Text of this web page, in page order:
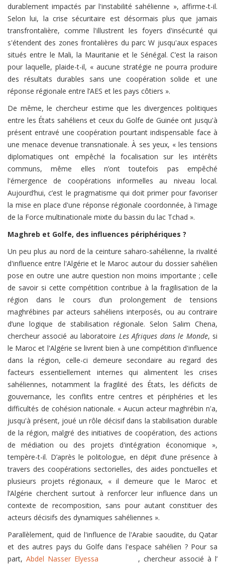
durablement impactés par l'instabilité sahélienne », affirme-t-il.
Selon lui, la crise sécuritaire est désormais plus que jamais
transfrontalière, comme l'illustrent les foyers d'insécurité qui
s'étendent des zones frontalières du parc W jusqu'aux espaces
situés entre le Mali, la Mauritanie et le Sénégal. C’est la raison
pour laquelle, plaide-t-il, « aucune stratégie ne pourra produire
des résultats durables sans une coopération solide et une
réponse régionale entre l’AES et les pays côtiers ».
De même, le chercheur estime que les divergences politiques
entre les États sahéliens et ceux du Golfe de Guinée ont jusqu'à
présent entravé une coopération pourtant indispensable face à
une menace devenue transnationale. À ses yeux, « les tensions
diplomatiques ont empêché la focalisation sur les intérêts
communs, même elles n’ont toutefois pas empêché
l'émergence de coopérations informelles au niveau local.
Aujourd’hui, c’est le pragmatisme qui doit primer pour favoriser
la mise en place d'une réponse régionale coordonnée, à l'image
de la Force multinationale mixte du bassin du lac Tchad ».
Maghreb et Golfe, des influences périphériques ?
Un peu plus au nord de la ceinture saharo-sahélienne, la rivalité
d'influence entre l'Algérie et le Maroc autour du dossier sahélien
pose en outre une autre question non moins importante ; celle
de savoir si cette compétition contribue à la fragilisation de la
région dans le cours d’un prolongement de tensions
maghrébines par acteurs sahéliens interposés, ou au contraire
d’une logique de stabilisation régionale. Selon Salim Chena,
chercheur associé au laboratoire Les Afriques dans le Monde, si
le Maroc et l'Algérie se livrent bien à une compétition d'influence
dans la région, celle-ci demeure secondaire au regard des
facteurs essentiellement internes qui alimentent les crises
sahéliennes, notamment la fragilité des États, les déficits de
gouvernance, les conflits entre centres et périphéries et les
difficultés de cohésion nationale. « Aucun acteur maghrébin n'a,
jusqu'à présent, joué un rôle décisif dans la stabilisation durable
de la région, malgré des initiatives de coopération, des actions
de médiation ou des projets d'intégration économique »,
tempère-t-il. D’après le politologue, en dépit d’une présence à
travers des coopérations sectorielles, des aides ponctuelles et
plusieurs projets régionaux, « il demeure que le Maroc et
l’Algérie cherchent surtout à renforcer leur influence dans un
contexte de recomposition, sans pour autant constituer des
acteurs décisifs des dynamiques sahéliennes ».
Parallèlement, quid de l'influence de l'Arabie saoudite, du Qatar
et des autres pays du Golfe dans l'espace sahélien ? Pour sa
part,Abdel Nasser Elyessa , chercheur associé à l’